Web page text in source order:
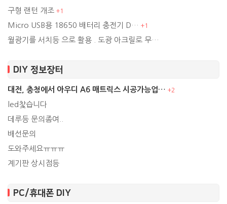
구형 랜턴 개조 +1
Micro USB용 18650 배터리 충전기 D… +1
월광기를 서치등 으로 활용 . 도광 아크릴로 무…
DIY 정보장터
대전, 충청에서 아우디 A6 매트릭스 시공가능업… +2
led찿습니다
데루등 문의좀여..
배선문의
도와주세요ㅠㅠㅠ
계기판 상시점등
PC/휴대폰 DIY